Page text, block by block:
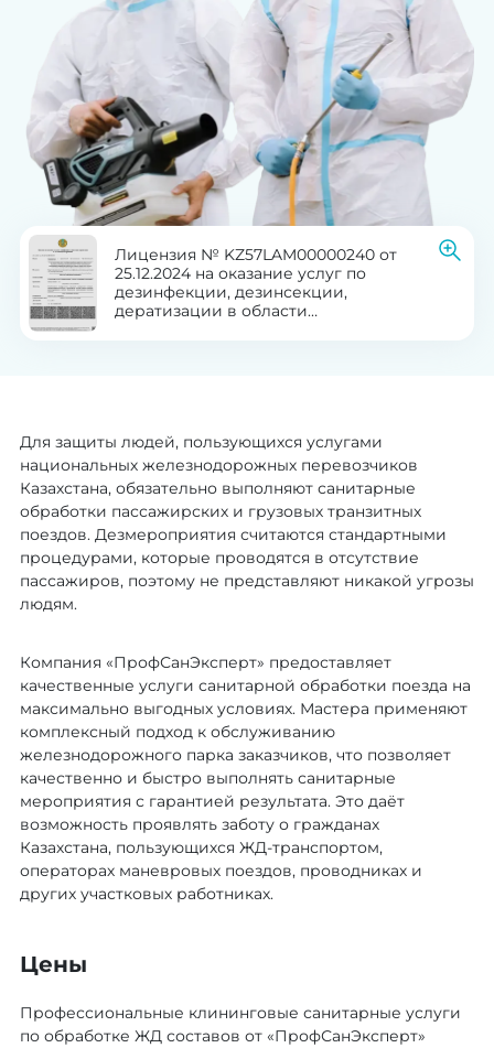
Лицензия № KZ57LAM00000240 от
25.12.2024 на оказание услуг по
дезинфекции, дезинсекции,
дератизации в области
Для защиты людей, пользующихся услугами
национальных железнодорожных перевозчиков
Казахстана, обязательно выполняют санитарные
обработки пассажирских и грузовых транзитных
поездов. Дезмероприятия считаются стандартными
процедурами, которые проводятся в отсутствие
пассажиров, поэтому не представляют никакой угрозы
людям.
Компания «ПрофСанЭксперт» предоставляет
качественные услуги санитарной обработки поезда на
максимально выгодных условиях. Мастера применяют
комплексный подход к обслуживанию
железнодорожного парка заказчиков, что позволяет
качественно и быстро выполнять санитарные
мероприятия с гарантией результата. Это даёт
возможность проявлять заботу о гражданах
Казахстана, пользующихся ЖД-транспортом,
операторах маневровых поездов, проводниках и
других участковых работниках.
Цены
Профессиональные клининговые санитарные услуги
по обработке ЖД составов от «ПрофСанЭксперт»